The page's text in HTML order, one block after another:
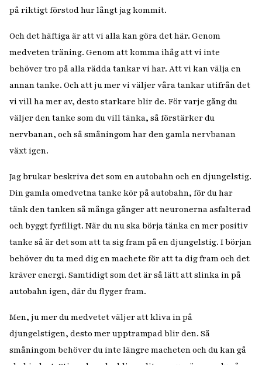
på riktigt förstod hur långt jag kommit.
Och det häftiga är att vi alla kan göra det här. Genom
medveten träning. Genom att komma ihåg att vi inte
behöver tro på alla rädda tankar vi har. Att vi kan välja en
annan tanke. Och att ju mer vi väljer våra tankar utifrån det
vi vill ha mer av, desto starkare blir de. För varje gång du
väljer den tanke som du vill tänka, så förstärker du
nervbanan, och så småningom har den gamla nervbanan
växt igen.
Jag brukar beskriva det som en autobahn och en djungelstig.
Din gamla omedvetna tanke kör på autobahn, för du har
tänk den tanken så många gånger att neuronerna asfalterad
och byggt fyrfiligt. När du nu ska börja tänka en mer positiv
tanke så är det som att ta sig fram på en djungelstig. I början
behöver du ta med dig en machete för att ta dig fram och det
kräver energi. Samtidigt som det är så lätt att slinka in på
autobahn igen, där du flyger fram.
Men, ju mer du medvetet väljer att kliva in på
djungelstigen, desto mer upptrampad blir den. Så
småningom behöver du inte längre macheten och du kan gå